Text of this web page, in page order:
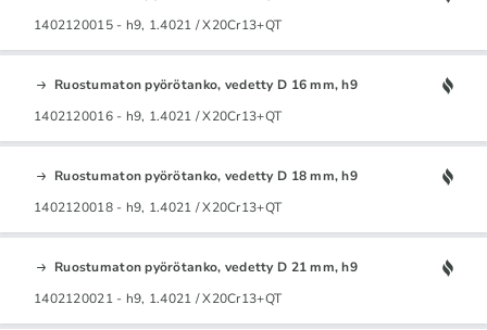
1402120015 - h9, 1.4021 / X20Cr13+QT
Ruostumaton pyörötanko, vedetty D 16 mm, h9
1402120016 - h9, 1.4021 / X20Cr13+QT
Ruostumaton pyörötanko, vedetty D 18 mm, h9
1402120018 - h9, 1.4021 / X20Cr13+QT
Ruostumaton pyörötanko, vedetty D 21 mm, h9
1402120021 - h9, 1.4021 / X20Cr13+QT